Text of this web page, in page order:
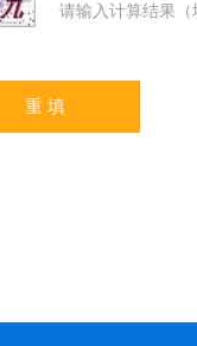
请输入计算结果